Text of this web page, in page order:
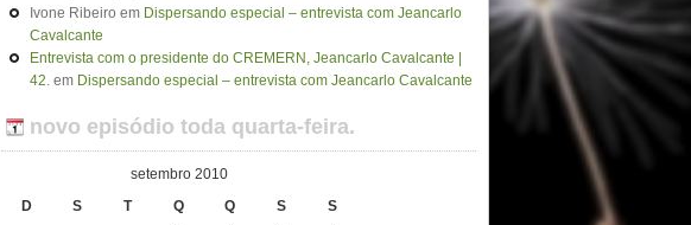
Ivone Ribeiro em Dispersando especial – entrevista com Jeancarlo
Cavalcante
Entrevista com o presidente do CREMERN, Jeancarlo Cavalcante |
42. em Dispersando especial – entrevista com Jeancarlo Cavalcante
novo episódio toda quarta-feira.
setembro 2010
D
S T Q Q S
S